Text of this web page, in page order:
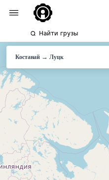
Найти грузы
Костанай → Луцк